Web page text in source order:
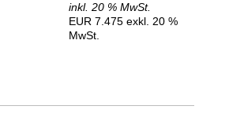
inkl. 20 % MwSt.
EUR 7.475 exkl. 20 %
MwSt.